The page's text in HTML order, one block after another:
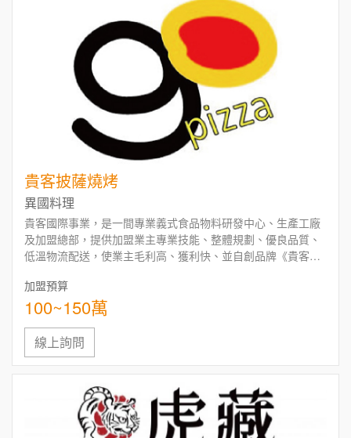
貴客披薩燒烤
異國料理
貴客國際事業，是一間專業義式食品物料研發中心、生產工廠
及加盟總部，提供加盟業主專業技能、整體規劃、優良品質、
低溫物流配送，使業主毛利高、獲利快、並自創品牌《貴客披
持續研發符合市場消費者需求的風味，提供物美價廉之食材，
抱持誠信、負責且雙贏的經營態度，創造優勢，追求卓越，永
續經營，建立餐飲王國為最終目標。
讓貴客享用最歡愉優質賓至如歸的餐飲服務。
加盟預算
100~150萬
線上詢問